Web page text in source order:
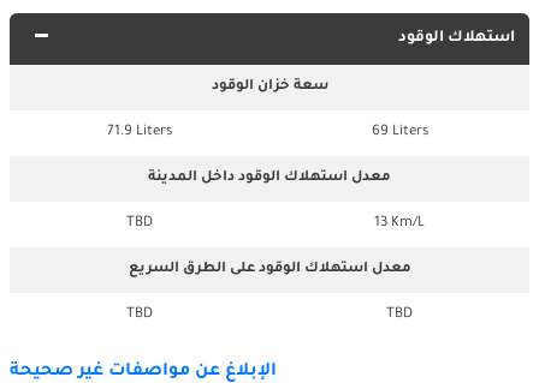
استهلاك الوقود
سعة خزان الوقود
69 Liters
71.9 Liters
معدل استهلاك الوقود داخل المدينة
13 Km/L
TBD
معدل استهلاك الوقود على الطرق السريع
TBD
TBD
الإبلاغ عن مواصفات غير صحيحة